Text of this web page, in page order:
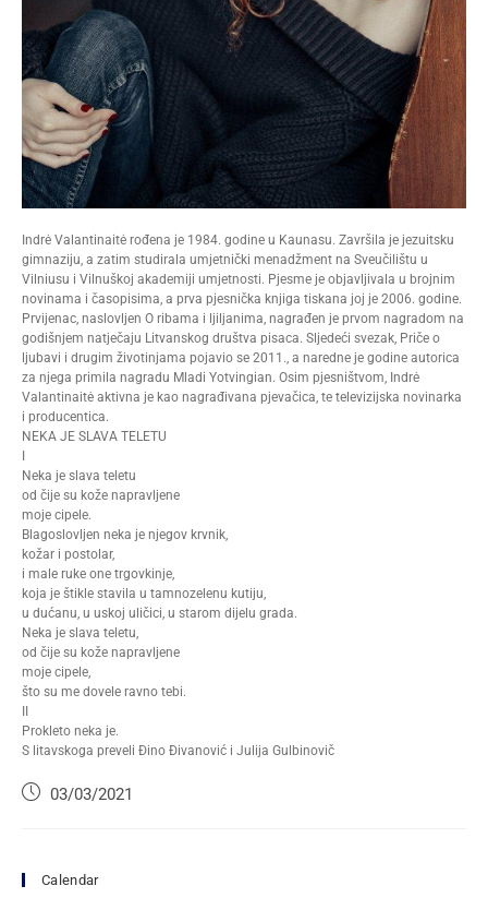
Indrė Valantinaitė rođena je 1984. godine u Kaunasu. Završila je jezuitsku
gimnaziju, a zatim studirala umjetnički menadžment na Sveučilištu u
Vilniusu i Vilnuškoj akademiji umjetnosti. Pjesme je objavljivala u brojnim
novinama i časopisima, a prva pjesnička knjiga tiskana joj je 2006. godine.
Prvijenac, naslovljen O ribama i ljiljanima, nagrađen je prvom nagradom na
godišnjem natječaju Litvanskog društva pisaca. Sljedeći svezak, Priče o
ljubavi i drugim životinjama pojavio se 2011., a naredne je godine autorica
za njega primila nagradu Mladi Yotvingian. Osim pjesništvom, Indrė
Valantinaitė aktivna je kao nagrađivana pjevačica, te televizijska novinarka
i producentica.
NEKA JE SLAVA TELETU
I
Neka je slava teletu
od čije su kože napravljene
moje cipele.
Blagoslovljen neka je njegov krvnik,
kožar i postolar,
i male ruke one trgovkinje,
koja je štikle stavila u tamnozelenu kutiju,
u dućanu, u uskoj uličici, u starom dijelu grada.
Neka je slava teletu,
od čije su kože napravljene
moje cipele,
što su me dovele ravno tebi.
II
Prokleto neka je.
S litavskoga preveli Đino Đivanović i Julija Gulbinovič
03/03/2021
Calendar